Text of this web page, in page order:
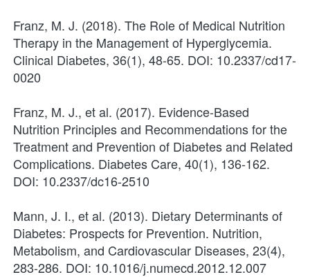
Franz, M. J. (2018). The Role of Medical Nutrition
Therapy in the Management of Hyperglycemia.
Clinical Diabetes, 36(1), 48-65. DOI: 10.2337/cd17-
0020
Franz, M. J., et al. (2017). Evidence-Based
Nutrition Principles and Recommendations for the
Treatment and Prevention of Diabetes and Related
Complications. Diabetes Care, 40(1), 136-162.
DOI: 10.2337/dc16-2510
Mann, J. I., et al. (2013). Dietary Determinants of
Diabetes: Prospects for Prevention. Nutrition,
Metabolism, and Cardiovascular Diseases, 23(4),
283-286. DOI: 10.1016/j.numecd.2012.12.007